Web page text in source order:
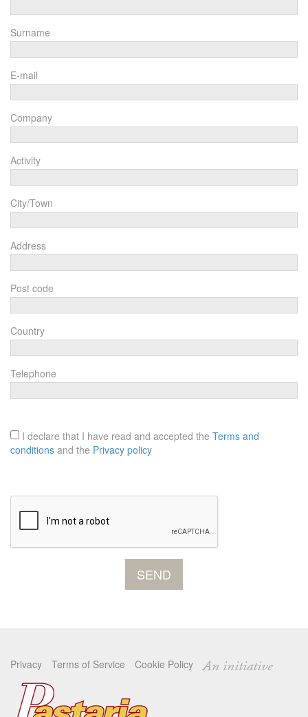
Surname
E-mail
Company
Activity
City/Town
Address
Post code
Country
Telephone
I declare that I have read and accepted the Terms and
conditions and the Privacy policy
Privacy Terms of Service Cookie Policy An initiative